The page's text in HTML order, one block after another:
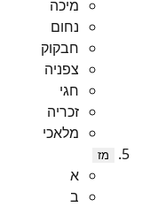
מיכה
נחום
חבקוק
צפניה
חגי
זכריה
מלאכי
מז
א
ב